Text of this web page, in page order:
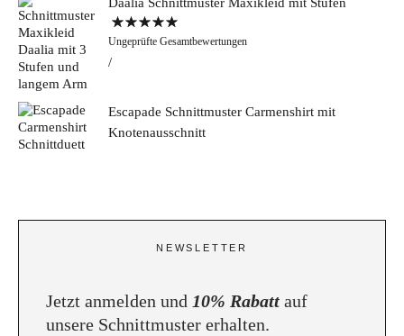
Bewertet mit
5.00von 5
Ungeprüfte Gesamtbewertungen
Escapade Schnittmuster Carmenshirt mit
Knotenausschnitt
NEWSLETTER
Jetzt anmelden und 10% Rabatt auf
unsere Schnittmuster erhalten.